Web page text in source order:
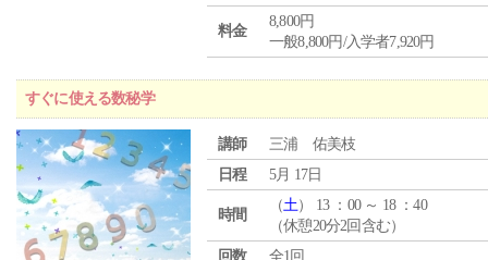
料金
8,800円
一般8,800円/入学者7,920円
すぐに使える数秘学
講師
三浦 佑美枝
日程
5月 17日
時間
（土） 13 ：00 ～ 18 ：40
（休憩20分2回含む）
回数
全1回